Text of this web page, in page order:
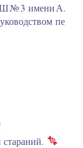
№ 3 имени А.
пе